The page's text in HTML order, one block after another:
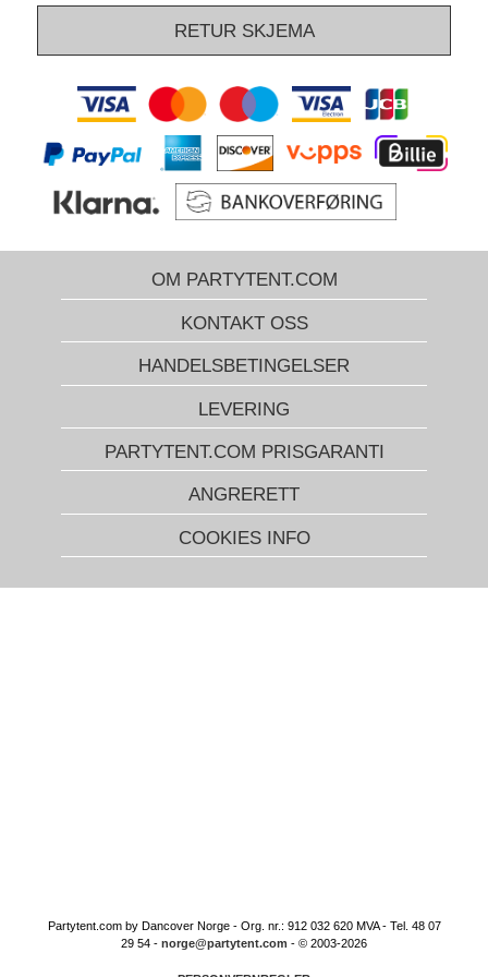
RETUR SKJEMA
OM PARTYTENT.COM
KONTAKT OSS
HANDELSBETINGELSER
LEVERING
PARTYTENT.COM PRISGARANTI
ANGRERETT
COOKIES INFO
Partytent.com by Dancover Norge - Org. nr.: 912 032 620 MVA - Tel. 48 07
29 54 - norge@partytent.com - © 2003-2026